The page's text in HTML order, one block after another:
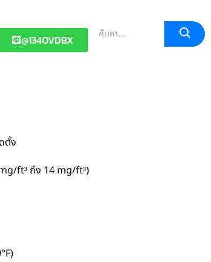
@134OVDBX
ตั้ง
ft³ ถึง 14 mg/ft³)